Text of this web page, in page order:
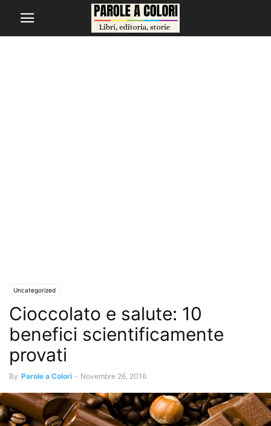
Uncategorized
Cioccolato e salute: 10
benefici scientificamente
provati
By Parole a Colori - Novembre 26, 2016